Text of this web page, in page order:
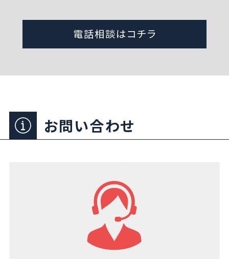
電話相談はコチラ
お問い合わせ